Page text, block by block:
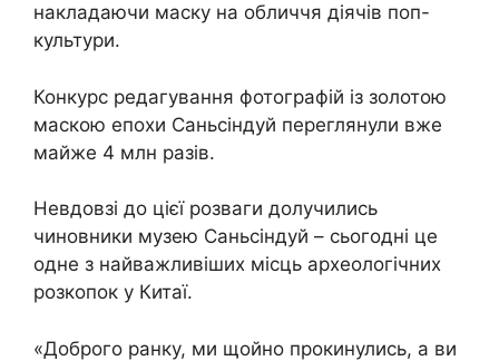
накладаючи маску на обличчя діячів поп-
культури.
Конкурс редагування фотографій із золотою
маскою епохи Саньсіндуй переглянули вже
майже 4 млн разів.
Невдовзі до цієї розваги долучились
чиновники музею Саньсіндуй – сьогодні це
одне з найважливіших місць археологічних
розкопок у Китаї.
«Доброго ранку, ми щойно прокинулись, а ви